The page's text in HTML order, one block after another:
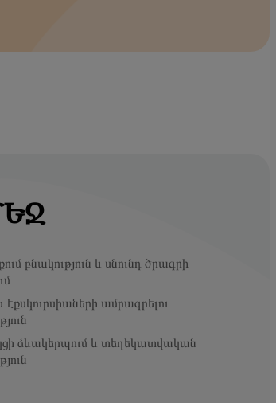
բնակություն և սնունդ ծրագրի
էքսկուրսիաների ամրագրելու
ձևակերպում և տեղեկատվական